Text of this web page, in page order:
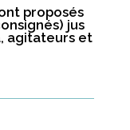
proposés
jus
agitateurs et